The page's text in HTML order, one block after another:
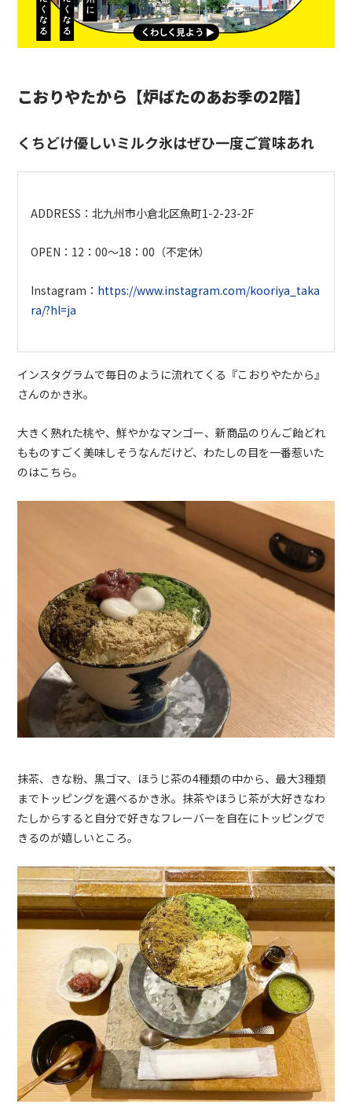
こおりやたから【炉ばたのあお季の2階】
くちどけ優しいミルク氷はぜひ一度ご賞味あれ
ADDRESS：北九州市小倉北区魚町1-2-23-2F
OPEN：12：00〜18：00（不定休）
Instagram： https://www.instagram.com/kooriya_taka
ra/?hl=ja
インスタグラムで毎日のように流れてくる『こおりやたから』
さんのかき氷。
大きく熟れた桃や、鮮やかなマンゴー、新商品のりんご飴どれ
もものすごく美味しそうなんだけど、わたしの目を一番惹いた
のはこちら。
抹茶、きな粉、黒ゴマ、ほうじ茶の4種類の中から、最大3種類
までトッピングを選べるかき氷。抹茶やほうじ茶が大好きなわ
たしからすると自分で好きなフレーバーを自在にトッピングで
きるのが嬉しいところ。